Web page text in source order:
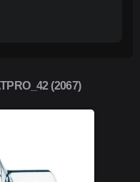
(2067)